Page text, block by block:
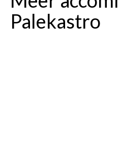
Palekastro